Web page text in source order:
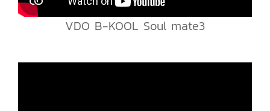
VDO B-KOOL Soul mate3